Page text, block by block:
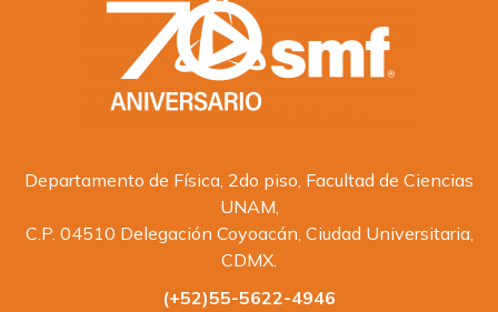
Departamento de Física, 2do piso, Facultad de Ciencias
UNAM,
C.P. 04510 Delegación Coyoacán, Ciudad Universitaria,
CDMX.
(+52)55-5622-4946